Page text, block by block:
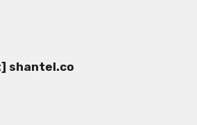
shantel.co